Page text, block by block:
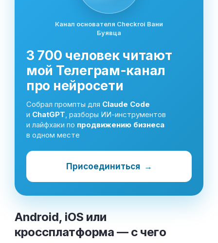
Канал основателя Checkroi Вани
Буявца
3 700 человек читают
мой Телеграм-канал
про нейросети
Собрал промпты для Claude Code
и ChatGPT , разборы ИИ-инструментов
и лайфхаки по продвижению бизнеса
в одном месте
Присоединиться →
Android, iOS или
кроссплатформа — с чего